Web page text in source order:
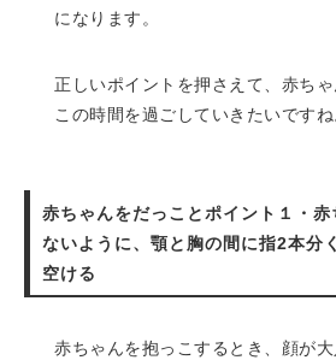
になります。
正しいポイントを押さえて、赤ち
この時間を過ごしていきたいですね
赤ちゃんをだっことポイント１・
ないように、顎と胸の間に指2本分
空ける
赤ちゃんを抱っこするとき、顔が